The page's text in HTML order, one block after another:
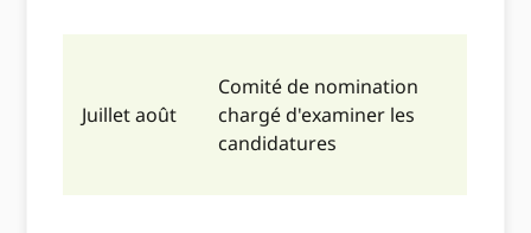
Juillet août
Comité de nomination
chargé d'examiner les
candidatures